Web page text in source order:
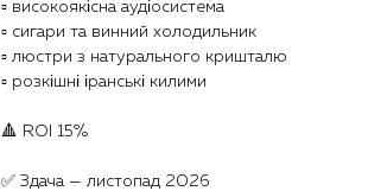
▫️ високоякісна аудіосистема
▫️ сигари та винний холодильник
▫️ люстри з натурального кришталю
▫️ розкішні іранські килими
🔺 ROI 15%
✅ Здача — листопад 2026